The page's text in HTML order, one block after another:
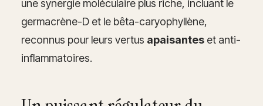
une synergie moléculaire plus riche, incluant le
germacrène-D et le bêta-caryophyllène,
reconnus pour leurs vertus apaisantes et anti-
inflammatoires.